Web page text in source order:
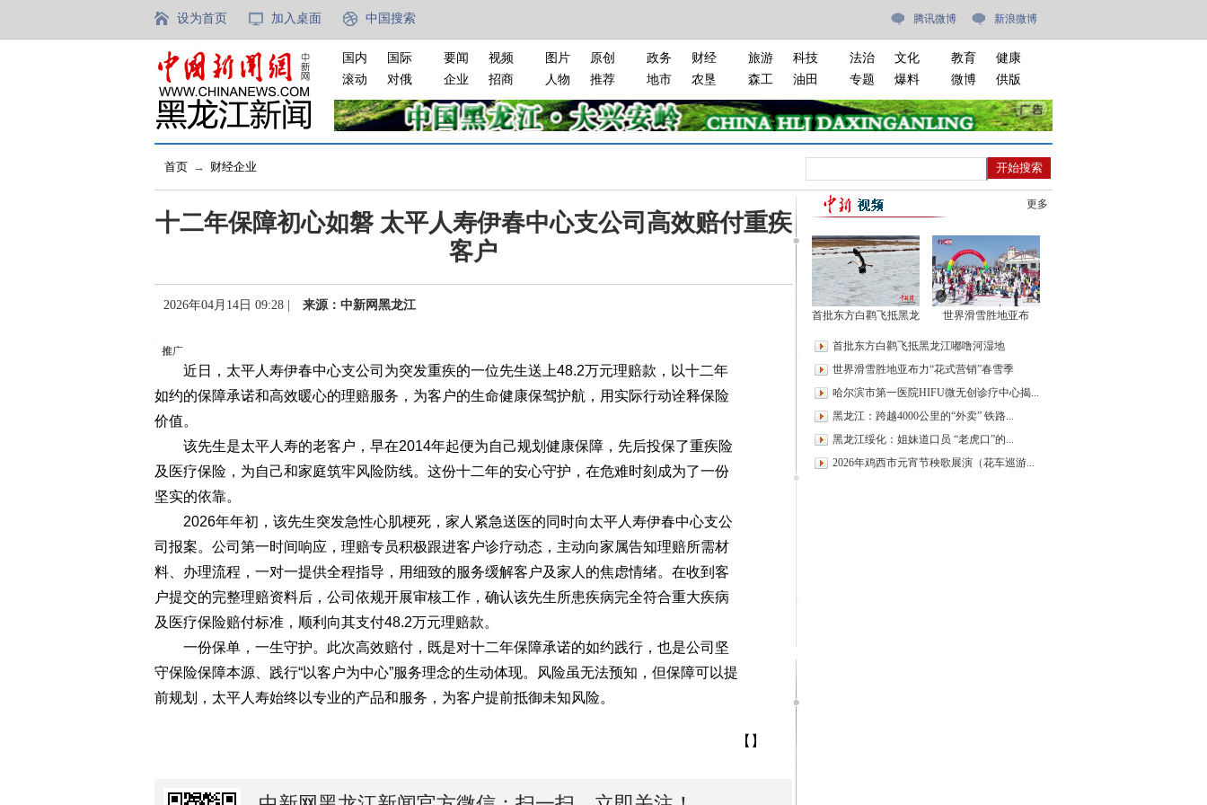
设为首页 加入桌面 中国搜索 腾讯微博 新浪微博
国内
国际
滚动
对俄
要闻
视频
企业
招商
图片
原创
人物
推荐
政务
财经
地市
农垦
旅游
科技
森工
油田
法治
文化
专题
爆料
教育
健康
微博
供版
首页 → 财经企业
十二年保障初心如磐 太平人寿伊春中心支公司高效赔付重疾
客户
2026年04月14日 09:28 | 来源：中新网黑龙江
近日，太平人寿伊春中心支公司为突发重疾的一位先生送上48.2万元理赔款，以十二年
如约的保障承诺和高效暖心的理赔服务，为客户的生命健康保驾护航，用实际行动诠释保险
价值。
该先生是太平人寿的老客户，早在2014年起便为自己规划健康保障，先后投保了重疾险
及医疗保险，为自己和家庭筑牢风险防线。这份十二年的安心守护，在危难时刻成为了一份
坚实的依靠。
2026年年初，该先生突发急性心肌梗死，家人紧急送医的同时向太平人寿伊春中心支公
司报案。公司第一时间响应，理赔专员积极跟进客户诊疗动态，主动向家属告知理赔所需材
料、办理流程，一对一提供全程指导，用细致的服务缓解客户及家人的焦虑情绪。在收到客
户提交的完整理赔资料后，公司依规开展审核工作，确认该先生所患疾病完全符合重大疾病
及医疗保险赔付标准，顺利向其支付48.2万元理赔款。
一份保单，一生守护。此次高效赔付，既是对十二年保障承诺的如约践行，也是公司坚
守保险保障本源、践行“以客户为中心”服务理念的生动体现。风险虽无法预知，但保障可以提
前规划，太平人寿始终以专业的产品和服务，为客户提前抵御未知风险。
【】
更多
首批东方白鹳飞抵黑龙
世界滑雪胜地亚布
首批东方白鹳飞抵黑龙江嘟噜河湿地
世界滑雪胜地亚布力“花式营销”春雪季
哈尔滨市第一医院HIFU微无创诊疗中心揭...
黑龙江：跨越4000公里的“外卖” 铁路...
黑龙江绥化：姐妹道口员 “老虎口”的...
2026年鸡西市元宵节秧歌展演（花车巡游...